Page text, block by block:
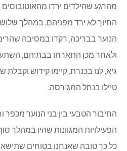
מהרגע שהילדים ירדו מהאוטובוסים
החיוך לא ירד מפניהם. במהלך
הנוער בבריכה, רקדו במסיבה
ולאחר מכן התארחו בבתיהם,
גיא, לנו בכנרת, קיימו קידוש
טיילו בנחל המג'רסה.
החיבור הטבעי בין בני הנוער מכפר
הפעילויות המגוונות שהיו במהלך
כל כך טובה שאנחנו בטוחים